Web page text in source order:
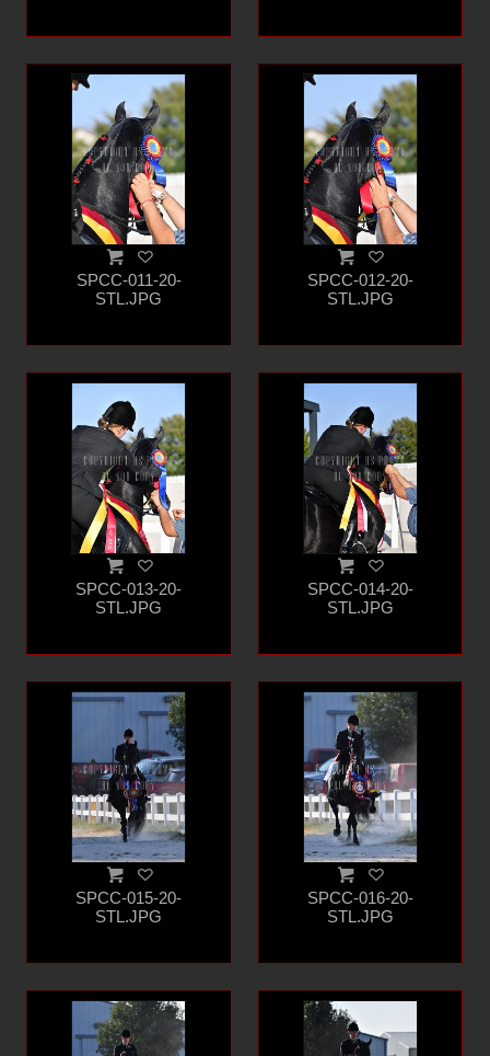
SPCC-011-20-
STL.JPG
SPCC-012-20-
STL.JPG
SPCC-013-20-
STL.JPG
SPCC-014-20-
STL.JPG
SPCC-015-20-
STL.JPG
SPCC-016-20-
STL.JPG